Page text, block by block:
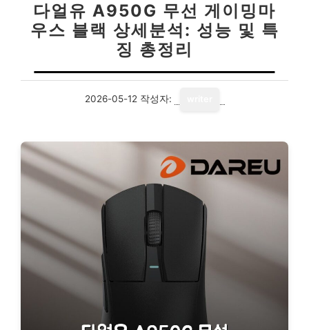
다얼유 A950G 무선 게이밍마
우스 블랙 상세분석: 성능 및 특
징 총정리
2026-05-12 작성자: